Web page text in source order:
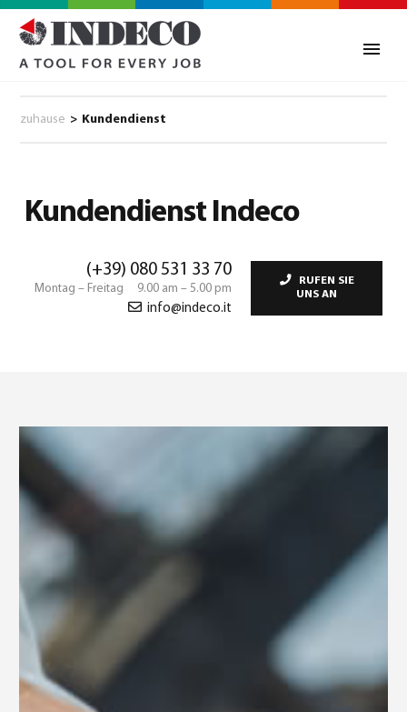
Deutsch Deutsch
zuhause > Kundendienst
Kundendienst Indeco
(+39) 080 531 33 70
Montag – Freitag 9.00 am – 5.00 pm
info@indeco.it
RUFEN SIE
UNS AN